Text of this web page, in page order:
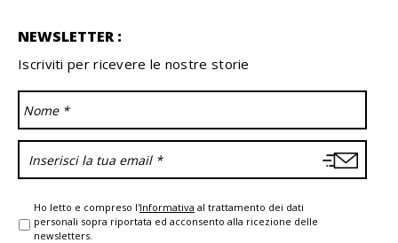
NEWSLETTER :
Iscriviti per ricevere le nostre storie
Ho letto e compreso l'Informativa al trattamento dei dati
personali sopra riportata ed acconsento alla ricezione delle
newsletters.